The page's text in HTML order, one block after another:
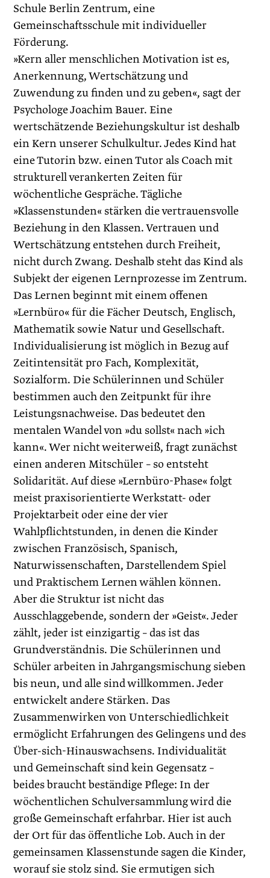
Schule Berlin Zen­trum, eine
Gemeinschaftsschule mit individueller
Förderung.
»Kern aller menschlichen Motivation ist es,
Anerkennung, Wertschätzung und
Zuwendung zu finden und zu geben«, sagt der
Psychologe Joachim Bauer. Eine
wertschätzende Beziehungskultur ist deshalb
ein Kern unserer Schulkultur. Jedes Kind hat
eine Tutorin bzw. einen Tutor als Coach mit
strukturell verankerten Zeiten für
wöchentliche Gespräche. Tägliche
»Klassenstunden« stärken die vertrauensvolle
Beziehung in den Klassen. Vertrauen und
Wertschätzung entstehen durch Freiheit,
nicht durch Zwang. Deshalb steht das Kind als
Subjekt der eigenen Lernprozesse im Zentrum.
Das Lernen beginnt mit einem offenen
»Lernbüro« für die Fächer Deutsch, Englisch,
Mathematik sowie Natur und Gesellschaft.
Individualisierung ist möglich in Bezug auf
Zeitintensität pro Fach, Komplexität,
Sozialform. Die Schülerinnen und Schüler
bestimmen auch den Zeitpunkt für ihre
Leistungsnachweise. Das bedeutet den
mentalen Wandel von »du sollst« nach »ich
kann«. Wer nicht weiterweiß, fragt zunächst
einen anderen Mitschüler – so entsteht
Solidarität. Auf diese »Lernbüro-Phase« folgt
meist praxisorientierte Werkstatt- oder
Projektarbeit oder eine der vier
Wahlpflichtstunden, in denen die Kinder
zwischen Französisch, Spanisch,
Naturwissenschaften, Darstellendem Spiel
und Praktischem Lernen wählen können.
Aber die Struktur ist nicht das
Ausschlaggebende, sondern der »Geist«. Jeder
zählt, jeder ist einzigartig – das ist das
Grundverständnis. Die Schülerinnen und
Schüler arbeiten in Jahrgangsmischung sieben
bis neun, und alle sind willkommen. Jeder
entwickelt andere Stärken. Das
Zusammenwirken von Unterschiedlichkeit
ermöglicht Erfahrungen des Gelingens und des
Über-sich-Hinauswachsens. Individualität
und Gemeinschaft sind kein Gegensatz –
beides braucht beständige Pflege: In der
wöchentlichen Schulversammlung wird die
große Gemeinschaft erfahrbar. Hier ist auch
der Ort für das öffentliche Lob. Auch in der
gemeinsamen Klassenstunde sagen die Kinder,
worauf sie stolz sind. Sie ermutigen sich